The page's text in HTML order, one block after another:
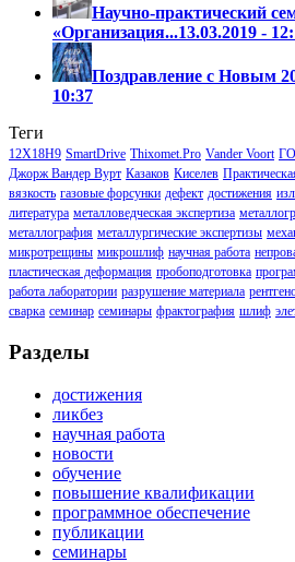
Научно-практический
«Организация...13.03.2019 -
Поздравление с Новым
10:37
Теги
12Х18Н9 SmartDrive Thixomet.Pro Vander Voort
Джорж Вандер Вурт Казаков Киселев
вязкость газовые форсунки дефект достижения
литература металловедческая экспертиза
металлография металлургические экспертизы
микротрещины микрошлиф научная работа
пластическая деформация пробоподготовка
работа лаборатории разрушение материала
сварка семинар семинары фрактография шлиф
Разделы
достижения
ликбез
научная работа
новости
обучение
повышение квалификации
программное обеспечение
публикации
семинары